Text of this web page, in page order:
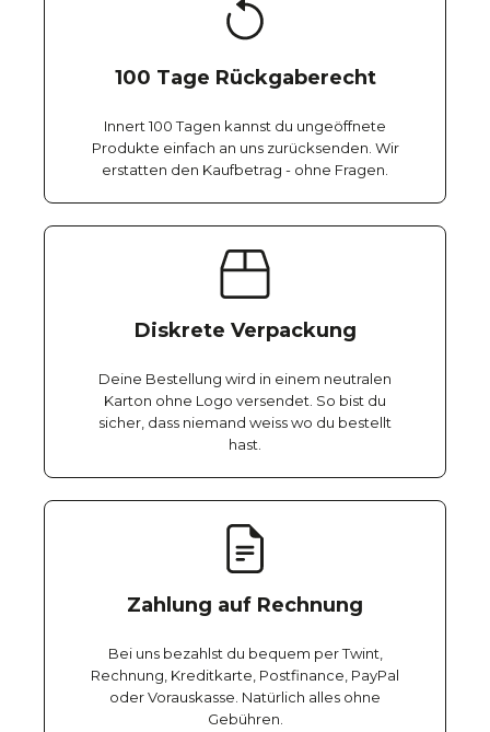
100 Tage Rückgaberecht
Innert 100 Tagen kannst du ungeöffnete
Produkte einfach an uns zurücksenden. Wir
erstatten den Kaufbetrag - ohne Fragen.
Diskrete Verpackung
Deine Bestellung wird in einem neutralen
Karton ohne Logo versendet. So bist du
sicher, dass niemand weiss wo du bestellt
hast.
Zahlung auf Rechnung
Bei uns bezahlst du bequem per Twint,
Rechnung, Kreditkarte, Postfinance, PayPal
oder Vorauskasse. Natürlich alles ohne
Gebühren.